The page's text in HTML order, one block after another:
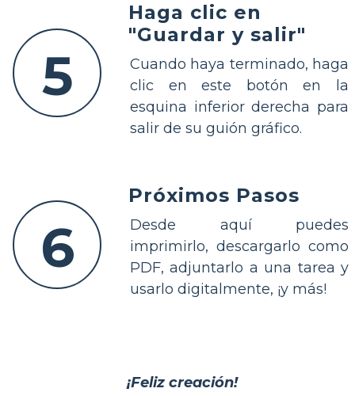
5
Haga clic en
"Guardar y salir"
Cuando haya terminado, haga
clic en este botón en la
esquina inferior derecha para
salir de su guión gráfico.
6
Próximos Pasos
Desde aquí puedes
imprimirlo, descargarlo como
PDF, adjuntarlo a una tarea y
usarlo digitalmente, ¡y más!
¡Feliz creación!